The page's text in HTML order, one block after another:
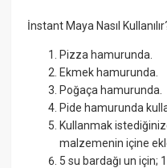
İnstant Maya Nasıl
Pizza hamurunda.
Ekmek hamurunda.
Poğaça hamurunda.
Pide hamurunda
Kullanmak
malzemenin içine
5 su bardağı un